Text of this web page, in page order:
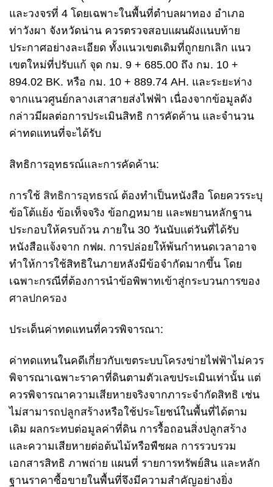
และวงจรที่ 4 โดยเฉพาะในพื้นที่ตำบลผาทอง อำเภอ
ท่าวังผา จังหวัดน่าน ควรตรวจสอบแผนผังแนบท้าย
ประกาศอย่างละเอียด ทั้งแนวเขตเดิมที่ถูกยกเลิก แนว
เขตใหม่ที่ปรับแก้ จุด กม. 9 + 685.00 ถึง กม. 10 +
894.02 BK. หรือ กม. 10 + 889.74 AH. และระยะห่าง
จากแนวศูนย์กลางเสาสายส่งไฟฟ้า เนื่องจากข้อมูลดัง
กล่าวมีผลต่อการประเมินสิทธิ การคัดค้าน และจำนวน
ค่าทดแทนที่จะได้รับ
สิทธิการอุทธรณ์และการคัดค้าน:
การใช้ สิทธิการอุทธรณ์ ต้องทำเป็นหนังสือ โดยควรระบุ
ข้อโต้แย้ง ข้อเท็จจริง ข้อกฎหมาย และพยานหลักฐาน
ประกอบให้ครบถ้วน ภายใน 30 วันนับแต่วันที่ได้รับ
หนังสือแจ้งจาก กฟผ. การปล่อยให้พ้นกำหนดเวลาอาจ
ทำให้การใช้สิทธิในภายหลังมีข้อจำกัดมากขึ้น โดย
เฉพาะกรณีที่ต้องการนำข้อพิพาทเข้าสู่กระบวนการของ
ศาลปกครอง
ประเด็นค่าทดแทนที่ควรพิจารณา:
ค่าทดแทนในคดีเกี่ยวกับเขตระบบโครงข่ายไฟฟ้าไม่ควร
พิจารณาเฉพาะราคาที่ดินตามตัวเลขประเมินเท่านั้น แต่
ควรพิจารณาความเสียหายจริงจากภาระจำกัดสิทธิ เช่น
ไม่สามารถปลูกสร้างหรือใช้ประโยชน์ในพื้นที่ได้ตาม
เดิม ผลกระทบต่อมูลค่าที่ดิน การรื้อถอนสิ่งปลูกสร้าง
และความเสียหายต่อต้นไม้หรือพืชผล การรวบรวม
เอกสารสิทธิ ภาพถ่าย แผนที่ รายการทรัพย์สิน และหลัก
ฐานราคาซื้อขายในพื้นที่จึงมีความสำคัญอย่างยิ่ง